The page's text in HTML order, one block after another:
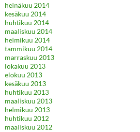
heinäkuu 2014
kesäkuu 2014
huhtikuu 2014
maaliskuu 2014
helmikuu 2014
tammikuu 2014
marraskuu 2013
lokakuu 2013
elokuu 2013
kesäkuu 2013
huhtikuu 2013
maaliskuu 2013
helmikuu 2013
huhtikuu 2012
maaliskuu 2012